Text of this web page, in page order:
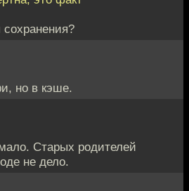
сохранения?
но в кэше.
Старых родителей
не дело.